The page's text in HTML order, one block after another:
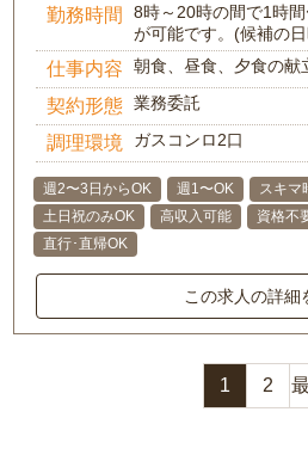
勤務時間
8時～20時の間で1時
が可能です。(候補の
仕事内容 朝食、昼食、夕食の献
契約形態 業務委託
調理環境 ガスコンロ2口
週2〜3日からOK 週1〜OK
スキマ
土日祝のみOK
高収入可能 資格不
直行･直帰OK
この求人の詳細
1 2